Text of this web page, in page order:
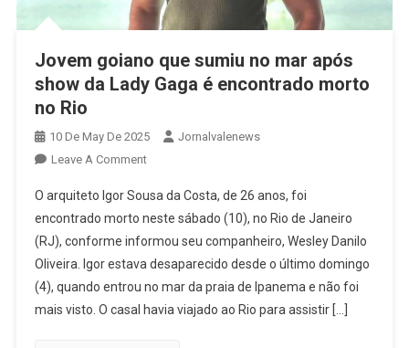
Jovem goiano que sumiu no mar após
show da Lady Gaga é encontrado morto
no Rio
10 De May De 2025
Jornalvalenews
Leave A CommentOn
Goiano
Que
Sumiu
No
Mar
Após
O arquiteto Igor Sousa da Costa, de 26 anos, foi
encontrado morto neste sábado (10), no Rio de Janeiro
(RJ), conforme informou seu companheiro, Wesley Danilo
Oliveira. Igor estava desaparecido desde o último domingo
(4), quando entrou no mar da praia de Ipanema e não foi
mais visto. O casal havia viajado ao Rio para assistir […]